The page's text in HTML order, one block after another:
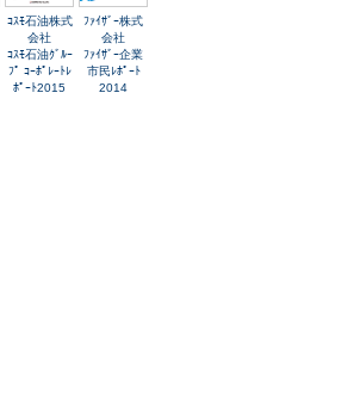
ｺｽﾓ石油株式
会社
ｺｽﾓ石油ｸﾞﾙｰ
ﾌﾟ ｺｰﾎﾟﾚｰﾄﾚ
ﾎﾟｰﾄ2015
ﾌｧｲｻﾞｰ株式
会社
ﾌｧｲｻﾞｰ企業
市民ﾚﾎﾟｰﾄ
2014